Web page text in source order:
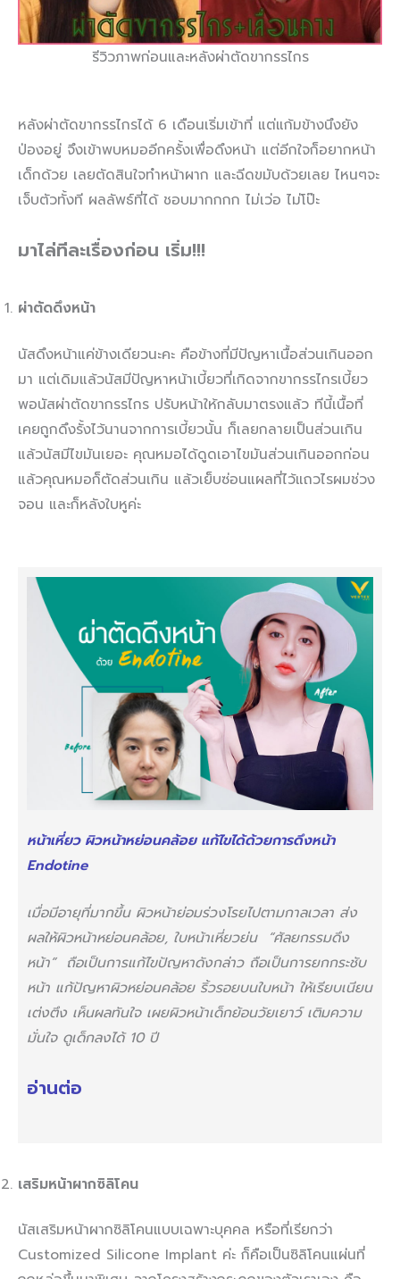
รีวิวภาพก่อนและหลังผ่าตัดขากรรไกร
หลังผ่าตัดขากรรไกรได้ 6 เดือนเริ่มเข้าที่ แต่แก้มข้างนึงยัง
ป่องอยู่ จึงเข้าพบหมออีกครั้งเพื่อดึงหน้า แต่อีกใจก็อยากหน้า
เด็กด้วย เลยตัดสินใจทำหน้าผาก และฉีดขมับด้วยเลย ไหนๆจะ
เจ็บตัวทั้งที ผลลัพธ์ที่ได้ ชอบมากกกก ไม่เว่อ ไม่โป๊ะ
มาไล่ทีละเรื่องก่อน เริ่ม!!!
ผ่าตัดดึงหน้า
นัสดึงหน้าแค่ข้างเดียวนะคะ คือข้างที่มีปัญหาเนื้อส่วนเกินออก
มา แต่เดิมแล้วนัสมีปัญหาหน้าเบี้ยวที่เกิดจากขากรรไกรเบี้ยว
พอนัสผ่าตัดขากรรไกร ปรับหน้าให้กลับมาตรงแล้ว ทีนี้เนื้อที่
เคยถูกดึงรั้งไว้นานจากการเบี้ยวนั้น ก็เลยกลายเป็นส่วนเกิน
แล้วนัสมีไขมันเยอะ คุณหมอได้ดูดเอาไขมันส่วนเกินออกก่อน
แล้วคุณหมอก็ตัดส่วนเกิน แล้วเย็บซ่อนแผลที่ไว้แถวไรผมช่วง
จอน และก็หลังใบหูค่ะ
หน้าเหี่ยว ผิวหน้าหย่อนคล้อย แก้ไขได้ด้วยการดึงหน้า
Endotine
เมื่อมีอายุที่มากขึ้น ผิวหน้าย่อมร่วงโรยไปตามกาลเวลา ส่ง
ผลให้ผิวหน้าหย่อนคล้อย, ใบหน้าเหี่ยวย่น “ศัลยกรรมดึง
หน้า” ถือเป็นการแก้ไขปัญหาดังกล่าว ถือเป็นการยกกระชับ
หน้า แก้ปัญหาผิวหย่อนคล้อย ริ้วรอยบนใบหน้า ให้เรียบเนียน
เต่งตึง เห็นผลทันใจ เผยผิวหน้าเด็กย้อนวัยเยาว์ เติมความ
มั่นใจ ดูเด็กลงได้ 10 ปี
อ่านต่อ
เสริมหน้าผากซิลิโคน
นัสเสริมหน้าผากซิลิโคนแบบเฉพาะบุคคล หรือที่เรียกว่า
Customized Silicone Implant ค่ะ ก็คือเป็นซิลิโคนแผ่นที่